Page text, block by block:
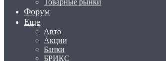
Товарные рынки
Форум
Еще
Авто
Акции
Банки
БРИКС